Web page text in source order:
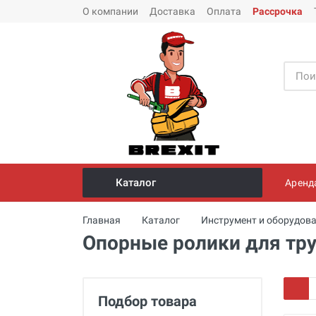
О компании Доставка Оплата Рассрочка
Инструмент и оборудование для
монтажа стальных труб
Трубогибы
давлением
Каталог
Главная Каталог Инструмент и
Опорные ролики для
Подбор товара